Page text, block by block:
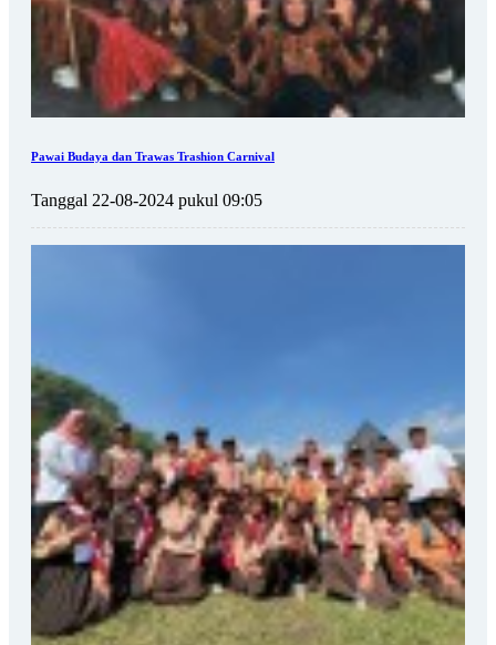
Pawai Budaya dan Trawas Trashion Carnival
Tanggal 22-08-2024 pukul 09:05